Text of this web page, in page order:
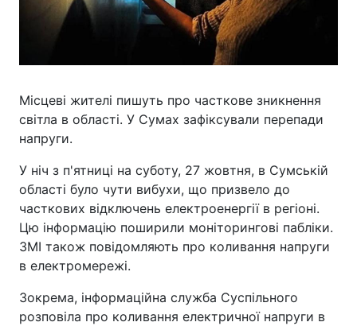
Місцеві жителі пишуть про часткове зникнення
світла в області. У Сумах зафіксували перепади
напруги.
У ніч з п'ятниці на суботу, 27 жовтня, в Сумській
області було чути вибухи, що призвело до
часткових відключень електроенергії в регіоні.
Цю інформацію поширили моніторингові пабліки.
ЗМІ також повідомляють про коливання напруги
в електромережі.
Зокрема, інформаційна служба Суспільного
розповіла про коливання електричної напруги в